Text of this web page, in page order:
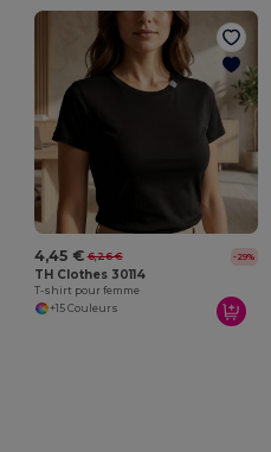
4,45 € 6,26 € -29%
TH Clothes 30114
T-shirt pour femme
+15 Couleurs